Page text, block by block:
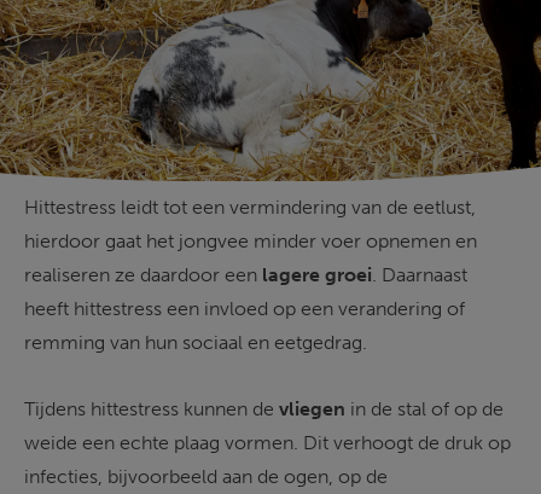
Hittestress leidt tot een vermindering van de eetlust,
hierdoor gaat het jongvee minder voer opnemen en
realiseren ze daardoor een lagere groei. Daarnaast
heeft hittestress een invloed op een verandering of
remming van hun sociaal en eetgedrag.
Tijdens hittestress kunnen de vliegen in de stal of op de
weide een echte plaag vormen. Dit verhoogt de druk op
infecties, bijvoorbeeld aan de ogen, op de